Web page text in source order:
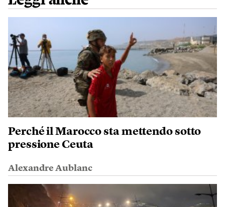
Perché il Marocco sta mettendo sotto
pressione Ceuta
Alexandre Aublanc